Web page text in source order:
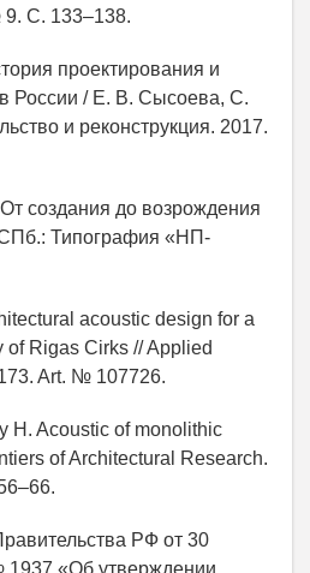
С. 133–138.
проектирования и
России / Е. В. Сысоева, С.
и реконструкция. 2017.
создания до возрождения
Типография «НП-
acoustic design for a
of Rigas Cirks // Applied
Art. № 107726.
H. Acoustic of monolithic
of Architectural Research.
РФ от 30